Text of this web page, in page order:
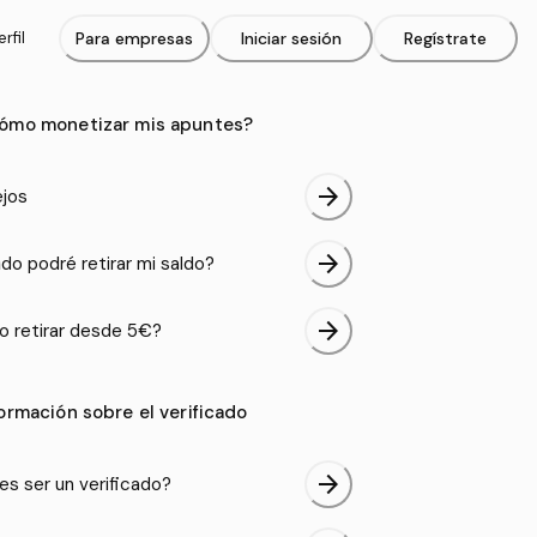
monetizar mis apuntes?
arrow_forward
podré retirar mi saldo? arrow_forward
retirar desde 5€? arrow_forward
sobre el verificado
ser un verificado? arrow_forward
Para empresas Iniciar sesión Regístrate